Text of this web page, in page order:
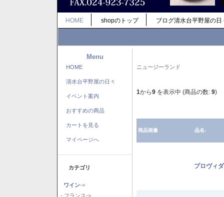
HOME shopのトップ ブログ清水台平野屋の日
Menu
HOME
清水台平野屋の日々
イベント案内
おすすめの商品
カートを見る
マイページへ
カテゴリ
ワイン->
- フランス->
ニュージーランド
1から9 を表示中 (商品の数: 9)
商品画像 品名-
プロヴィ